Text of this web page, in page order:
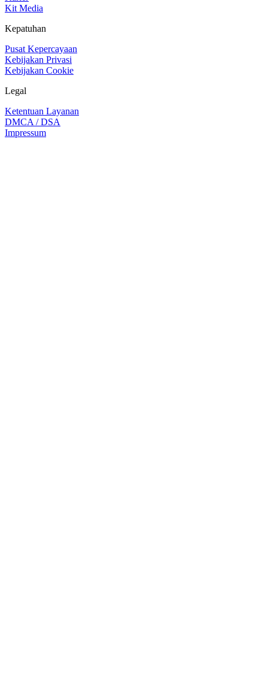
Kit Media
Kepatuhan
Pusat Kepercayaan
Kebijakan Privasi
Kebijakan Cookie
Legal
Ketentuan Layanan
DMCA / DSA
Impressum